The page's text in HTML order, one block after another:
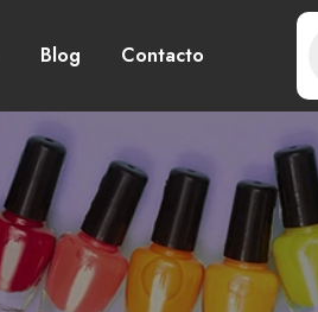
Blog Contacto